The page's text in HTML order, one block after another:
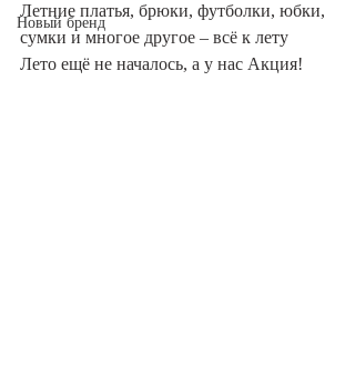
Новый бренд
Летние платья, брюки, футболки, юбки,
сумки и многое другое – всё к лету
Лето ещё не началось, а у нас Акция!